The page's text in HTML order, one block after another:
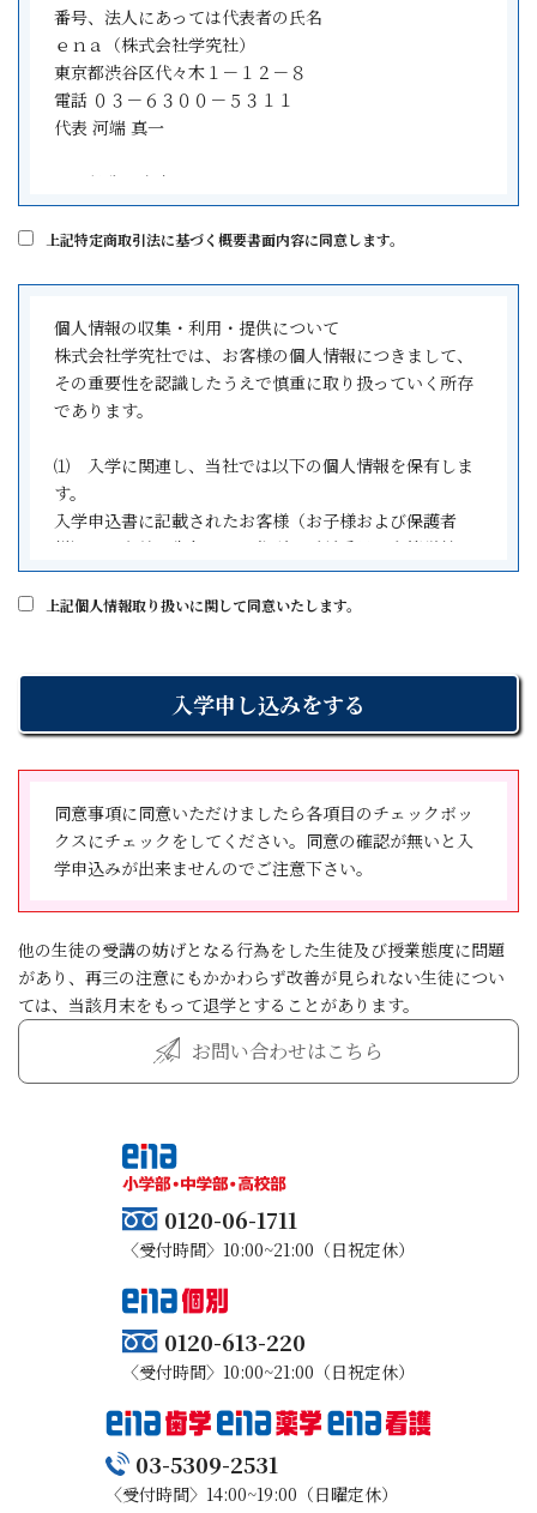
(学習指導の形態)
第3条 契約書記載の指導形態については以下のとおりで
す。
1 集団指導とは、所定の校舎で所定の指導時間内に1人の
講師が複数の生徒に対して授業形式で指導するものとし
2 個別指導とは、1人の講師が1人又は2人又は3人迄の生
徒に対して所定の指導時間内に学習指導を行うものとし
ます。
(学習指導の開始日)
録書・入学申込書(契約書)に記載した日とし、所定の校
舎において学習指導がなされている限り、現実の受講の
有無を問わないものとします。
第5条 乙は、本科登録書・入学申込書(契約書)記載の場所
において学習指導を行います。但し、やむをえない事情
がある場合には、両者合意の上、他の場所に移動するこ
(学習指導期間と契約期間)
（契約書）に記載された契約期間内とします。
契約内容・期間に変更が生じた場合には、両者合意の確
認のため、新たな契約書を作成し、本契約はその時点で
(本科登録書提出後のク-リング・オフ等)
第7条 甲は、本科登録書・入学申込書(契約書)を受領した
日から起算して8日間は書面によって契約を解除すること
2 前項の契約の解除は、甲が契約を解除する旨を記載し
た書面を発信した時より成立します。
3 特定継続的役務提供契約の解除に関する事項で、乙が
不実の事を告げる行為をした事により誤認し契約の解除
きる旨を記載した書面を交付した日から換算して8日を経
過するまでは、甲は書面により契約を解除する事ができ
(解除後の前払い金の返還方法)
第8条 前条による契約の解除については、手数料は不要
とし、甲は損害賠償又は違約金の支払いを請求されるこ
とはありません。既に引き渡された教材(関連商品)の引
額の支払い義務はありません。既に代金又は対価の一部
又は全部を支払っている場合は、速やかにその金額の返
還を受けることができます。
(中途解約)
第9条 乙は、第7条第一項に定める期間の経過後、甲から
契約の解約の申し出があった場合には、次の各号に掲げ
る場合に応じ、当該各号に定める額を超えない範囲で損
番号、法人にあっては代表者の氏名
ｅｎａ（株式会社学究社）
東京都渋谷区代々木１－１２－８
電話 ０３－６３００－５３１１
代表 河端 真一
２．役務の内容
小学生・中学生・高校生を対象とした学習指導
ればならない金銭の概算額
別紙の諸費用一覧をご覧ください。
４．［３］の金銭の支払時期、方法
受講開始日までに初回納入金を弊社の指定口座へお振込
替にてご請求いたします。
５．役務の提供期間
本科登録書・入学申込書（契約書）記載の期間となりま
す。
６．クーリング・オフに関する事項
ることができます。
②．契約者は、学究社が特定商取引法(以下「法」といい
ます。)第44 条第１項の規定に違反して法第48条第１項
をし、又は学究社が法第44 条第３項の規定に違反して威
迫したことにより困惑し、これらによって法第48 条第１
項の規定による特定継続的役務提供契約の解除を行わな
では、契約者は書面によって契約を解除することができ
ます。
③．①に記す契約の解除は、契約者が契約を解除する旨
を記載した書面を発信した時より成立します。
④．①に記す契約の解除については、手数料は不要と
７．中途解約に関する事項
クーリング・オフ期間経過後においても、特定継続的役
務提供等契約を解除（中途解約）することができます。
前受金をいただいている場合は全額返還するものとしま
す。ただし、次のＡ・Ｂの場合に応じ、以下に定める額
を超えない範囲で解約損料を請求いたします。
Ａ．契約の解除が役務提供開始前である場合、事務手数
料として550 円
合計額）
ａ 提供された特定継続的役務の対価に相当する額。役務
の単価の単位は（月・回数）をもって計算するものとし
上記特定商取引法に基づく概要書面内容に同意します。
個人情報の収集・利用・提供について
株式会社学究社では、お客様の個人情報につきまして、
その重要性を認識したうえで慎重に取り扱っていく所存
であります。
⑴ 入学に関連し、当社では以下の個人情報を保有しま
す。
入学申込書に記載されたお客様（お子様および保護者
様）のお名前・生年月日・住所・電話番号・在籍学校
名・学年および金融機関の口座情報を収集しています。
①お客様に対するサービス向上のため
②学習全般、安全管理、学習相談、進路指導のため
③金融機関にお支払いに関する手続きを依頼するため
⑶ 個人情報の管理
株式会社学究社は、お客様の個人情報を適切に取り扱
い、厳重な管理、維持に努めます。また、外部からの不
正アクセスや個人情報の紛失、破壊、改ざん及び漏えい
かつ合理的なレベルの安全対策、予防措置を講じるよう
に努めます。
⑷ 個人情報の提供
することがあります。
⑸ 個人情報の開示・訂正・削除及び利用停止等
個人情報の開示・訂正・削除及び利用停止をご自身から
依頼された場合は、業務の遂行に著しい支障をきたす場
合、又は個人の生命・身体・財産その他の権利利益を害
する場合を除き、速やかに対応させていただきます。
上記個人情報取り扱いに関して同意いたします。
同意事項に同意いただけましたら各項目のチェックボッ
クスにチェックをしてください。同意の確認が無いと入
学申込みが出来ませんのでご注意下さい。
他の生徒の受講の妨げとなる行為をした生徒及び授業態度に問題
があり、再三の注意にもかかわらず改善が見られない生徒につい
ては、当該月末をもって退学とすることがあります。
お問い合わせはこちら
0120-06-1711
〈受付時間〉10:00~21:00（日祝定休）
0120-613-220
〈受付時間〉10:00~21:00（日祝定休）
03-5309-2531
〈受付時間〉14:00~19:00（日曜定休）